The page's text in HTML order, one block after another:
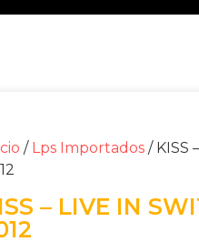
/ Lps Importados/ KISS
– LIVE IN